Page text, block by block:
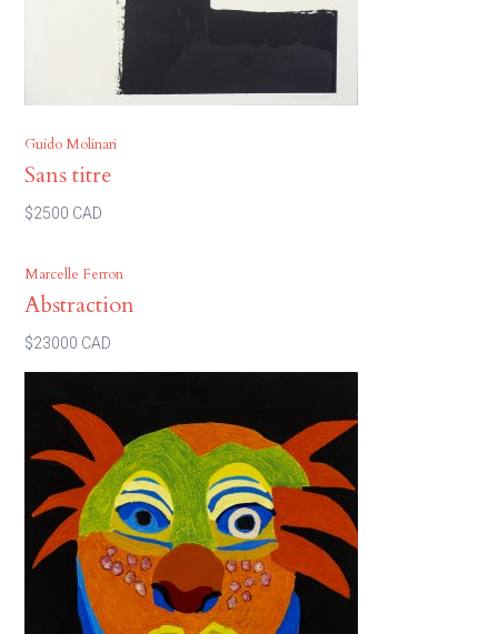
Guido Molinari
Sans titre
$2500 CAD
Marcelle Ferron
Abstraction
$23000 CAD